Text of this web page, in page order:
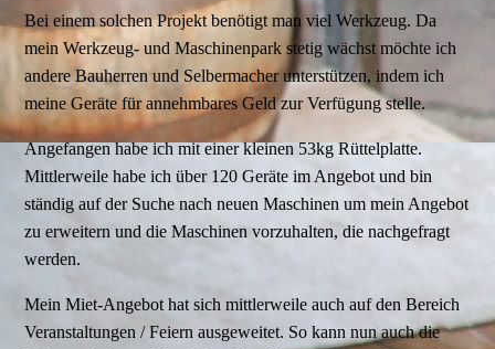
Bei einem solchen Projekt benötigt man viel Werkzeug. Da
mein Werkzeug- und Maschinenpark stetig wächst möchte ich
andere Bauherren und Selbermacher unterstützen, indem ich
meine Geräte für annehmbares Geld zur Verfügung stelle.
Angefangen habe ich mit einer kleinen 53kg Rüttelplatte.
Mittlerweile habe ich über 120 Geräte im Angebot und bin
ständig auf der Suche nach neuen Maschinen um mein Angebot
zu erweitern und die Maschinen vorzuhalten, die nachgefragt
werden.
Mein Miet-Angebot hat sich mittlerweile auch auf den Bereich
Veranstaltungen / Feiern ausgeweitet. So kann nun auch die